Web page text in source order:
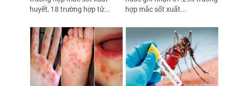
huyết, 18 trường hợp tử...
hợp mắc sốt xuất...